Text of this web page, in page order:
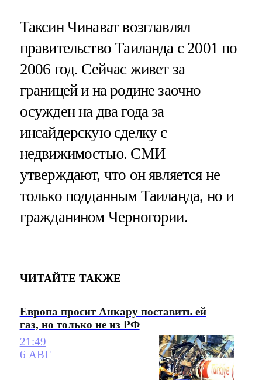
Таксин Чинават возглавлял
правительство Таиланда с 2001 по
2006 год. Сейчас живет за
границей и на родине заочно
осужден на два года за
инсайдерскую сделку с
недвижимостью. СМИ
утверждают, что он является не
только подданным Таиланда, но и
гражданином Черногории.
ЧИТАЙТЕ ТАКЖЕ
Европа просит Анкару поставить ей
газ, но только не из РФ
21:49
6 АВГ